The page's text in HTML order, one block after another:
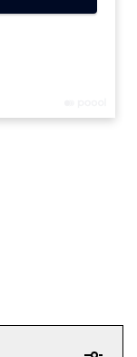
des Jeux
sur
responsable des